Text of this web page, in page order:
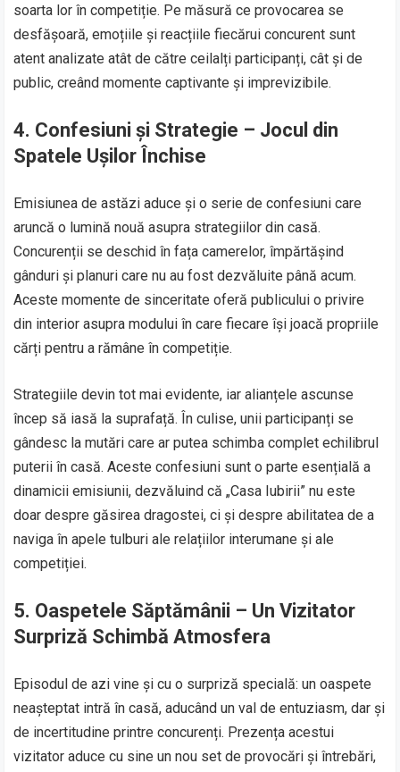
soarta lor în competiție. Pe măsură ce provocarea se
desfășoară, emoțiile și reacțiile fiecărui concurent sunt
atent analizate atât de către ceilalți participanți, cât și de
public, creând momente captivante și imprevizibile.
4. Confesiuni și Strategie – Jocul din
Spatele Ușilor Închise
Emisiunea de astăzi aduce și o serie de confesiuni care
aruncă o lumină nouă asupra strategiilor din casă.
Concurenții se deschid în fața camerelor, împărtășind
gânduri și planuri care nu au fost dezvăluite până acum.
Aceste momente de sinceritate oferă publicului o privire
din interior asupra modului în care fiecare își joacă propriile
cărți pentru a rămâne în competiție.
Strategiile devin tot mai evidente, iar alianțele ascunse
încep să iasă la suprafață. În culise, unii participanți se
gândesc la mutări care ar putea schimba complet echilibrul
puterii în casă. Aceste confesiuni sunt o parte esențială a
dinamicii emisiunii, dezvăluind că „Casa Iubirii” nu este
doar despre găsirea dragostei, ci și despre abilitatea de a
naviga în apele tulburi ale relațiilor interumane și ale
competiției.
5. Oaspetele Săptămânii – Un Vizitator
Surpriză Schimbă Atmosfera
Episodul de azi vine și cu o surpriză specială: un oaspete
neașteptat intră în casă, aducând un val de entuziasm, dar și
de incertitudine printre concurenți. Prezența acestui
vizitator aduce cu sine un nou set de provocări și întrebări,